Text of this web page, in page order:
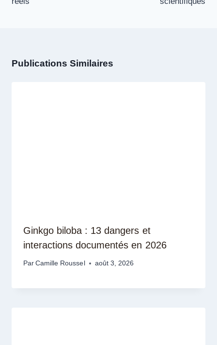
Publications Similaires
Ginkgo biloba : 13 dangers et
interactions documentés en 2026
Par Camille Roussel août 3, 2026